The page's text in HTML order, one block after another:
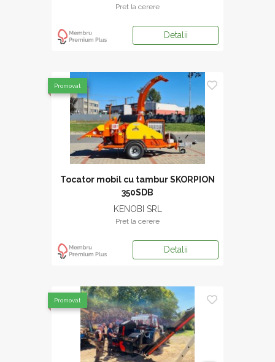
Pret la cerere
Detalii
Tocator mobil cu tambur SKORPION
350SDB
KENOBI SRL
Pret la cerere
Detalii
Promovat
Promovat